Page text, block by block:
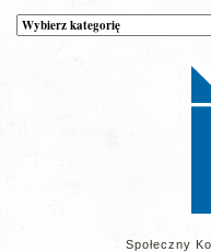
Kategorie
wpisów
Społeczny